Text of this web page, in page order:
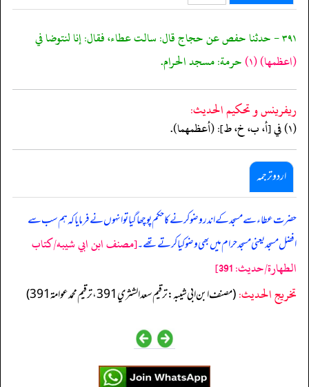
٣٩١ - حدثنا حفص عن حجاج قال: سالت عطاء، فقال: إنا لنتوضا في
(اعظمها)(١) حرمة: مسجد الحرام.
ريفرينس و تحكيم الحدیث:
(١) في [أ، ب، خ، ط]: (أعظمهما).
اردو ترجمہ
حضرت عطاء سے مسجد کے اندر وضو کرنے کا حکم پوچھا گیا تو انہوں نے فرمایا کہ ہم سب سے
افضل مسجد یعنی مسجد حرام میں بھی وضو کیا کرتے تھے۔[مصنف ابن ابي شيبه/كتاب
الطهارة/حدیث: 391]
تخریج الحدیث:(مصنف ابن ابي شيبه: ترقيم سعد الشثري 391، ترقيم محمد عوامة 391)